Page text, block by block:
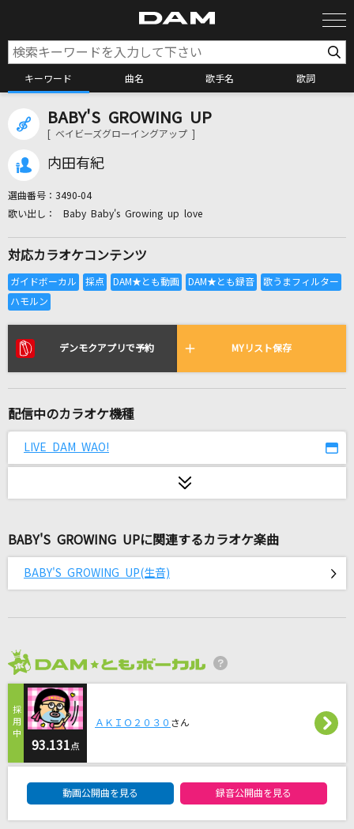
キーワード 曲名 歌手名 歌詞
カラオケ検索
全国りれき
リアルタイムで歌われている曲の一覧
頬を濡らす雨のように
幾億光年
Omoinotake
人誑し / ひとたらし(ビデオクリップバージョ
ン)
Tranquility
SawanoHiroyuki[nZk]:Anly
ultra soul
雪月花
ヤングスキニー
すーぱーUtaGe!砲
オー！リバル
BABY'S GROWING UP
[ ベイビーズグローイングアップ ]
内田有紀
選曲番号： 3490-04
Baby Baby's Growing up love
対応カラオケコンテンツ
デンモクアプリで予約 MYリスト保存
配信中のカラオケ機種
LIVE DAM WAO!
BABY'S GROWING UPに関連するカラオケ楽曲
BABY'S GROWING UP(生音)
93.131 点
ＡＫＩＯ２０３０ さん
動画公開曲を見る 録音公開曲を見る